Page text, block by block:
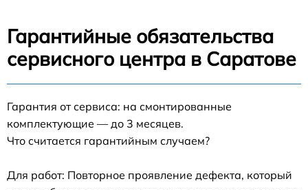
Гарантийные обязательства
сервисного центра в Саратове
Гарантия от сервиса: на смонтированные
комплектующие — до 3 месяцев.
Что считается гарантийным случаем?
Для работ: Повторное проявление дефекта, который